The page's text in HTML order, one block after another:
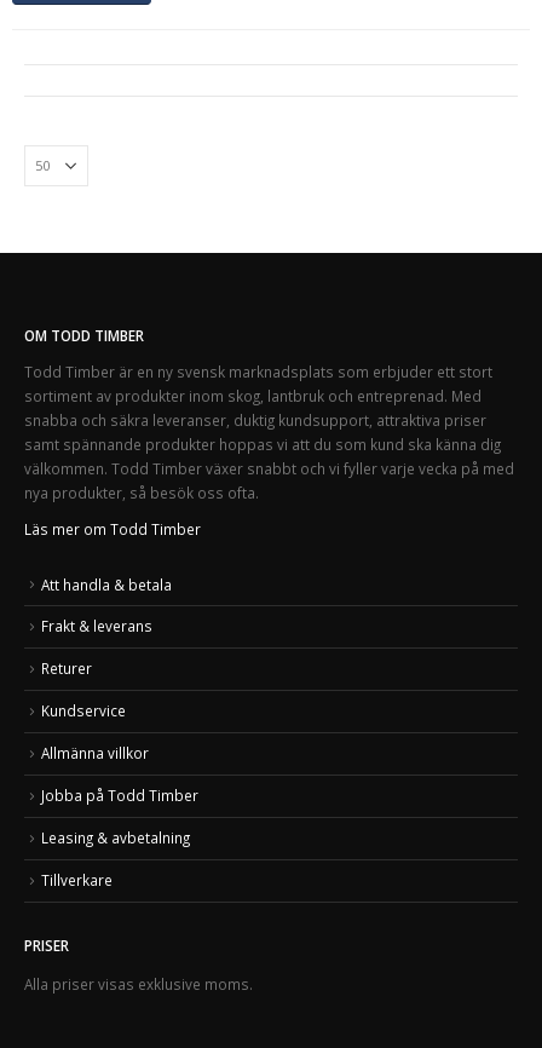
OM TODD TIMBER
Todd Timber är en ny svensk marknadsplats som erbjuder ett stort
sortiment av produkter inom skog, lantbruk och entreprenad. Med
snabba och säkra leveranser, duktig kundsupport, attraktiva priser
samt spännande produkter hoppas vi att du som kund ska känna dig
välkommen. Todd Timber växer snabbt och vi fyller varje vecka på med
nya produkter, så besök oss ofta.
Läs mer om Todd Timber
Att handla & betala
Frakt & leverans
Returer
Kundservice
Allmänna villkor
Jobba på Todd Timber
Leasing & avbetalning
Tillverkare
PRISER
Alla priser visas exklusive moms.